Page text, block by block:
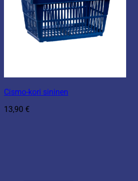
Cismo-kori sininen
13,90 €